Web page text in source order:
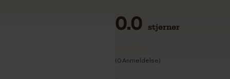
0.0 stjerner
(0 Anmeldelse)